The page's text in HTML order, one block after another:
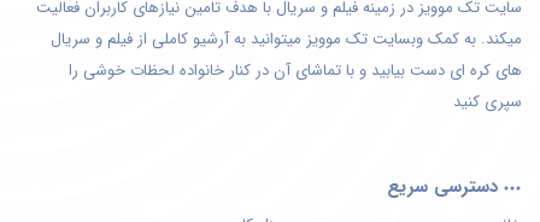
سایت تک موویز در زمینه فیلم و سریال با هدف تامین نیازهای کاربران فعالیت
میکند. به کمک وبسایت تک موویز میتوانید به آرشیو کاملی از فیلم و سریال
های کره ای دست بیابید و با تماشای آن در کنار خانواده لحظات خوشی را
سپری کنید
دسترسی سریع